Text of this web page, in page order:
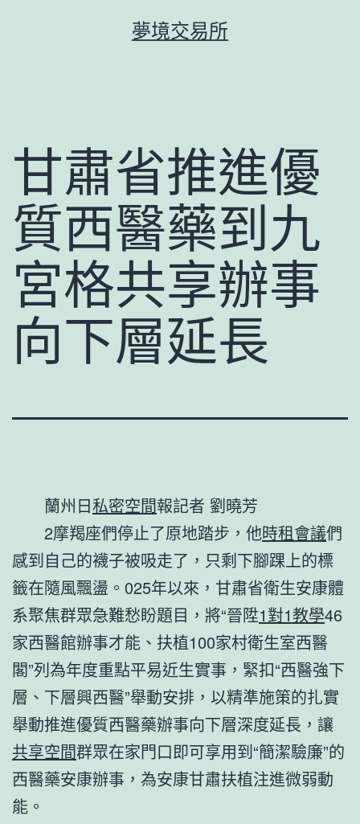
夢境交易所
甘肅省推進優
質西醫藥到九
宮格共享辦事
向下層延長
蘭州日私密空間報記者 劉曉芳
2摩羯座們停止了原地踏步，他時租會議們
感到自己的襪子被吸走了，只剩下腳踝上的標
籤在隨風飄盪。025年以來，甘肅省衛生安康體
系聚焦群眾急難愁盼題目，將“晉陞1對1教學46
家西醫館辦事才能、扶植100家村衛生室西醫
閣”列為年度重點平易近生實事，緊扣“西醫強下
層、下層興西醫”舉動安排，以精準施策的扎實
舉動推進優質西醫藥辦事向下層深度延長，讓
共享空間群眾在家門口即可享用到“簡潔驗廉”的
西醫藥安康辦事，為安康甘肅扶植注進微弱動
能。